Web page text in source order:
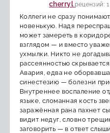
cherryl рецензий: 1
Коллеги не сразу
новенькую. Надя
может замереть в
взглядом — и вместо
ухмылки. Никто не
рассеянностью
Авария, едва не
синестезию — болезни
Внутреннее воспаление
языке, сломанная кость
заражённая рана пахнет
видит недуг, словно
заговорить — в ответ